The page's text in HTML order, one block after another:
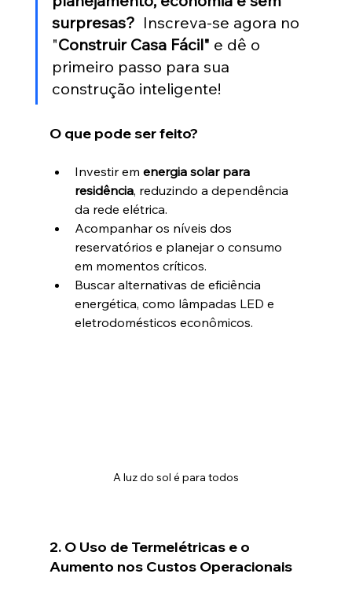
surpresas? Inscreva-se agora no
"Construir Casa Fácil" e dê o
primeiro passo para sua
construção inteligente!
O que pode ser feito?
Investir em energia solar para
residência, reduzindo a dependência
da rede elétrica.
Acompanhar os níveis dos
reservatórios e planejar o consumo
em momentos críticos.
Buscar alternativas de eficiência
energética, como lâmpadas LED e
eletrodomésticos econômicos.
A luz do sol é para todos
2. O Uso de Termelétricas e o
Aumento nos Custos Operacionais